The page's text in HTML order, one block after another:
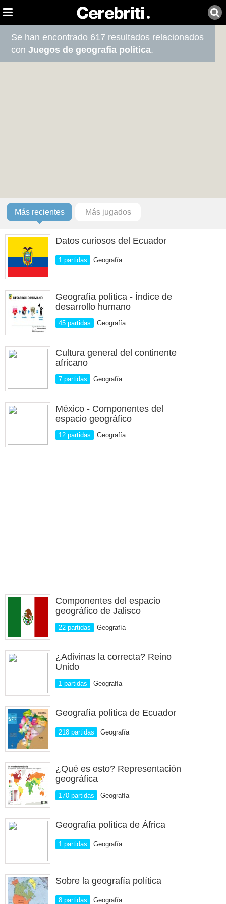
Se han encontrado 617 resultados relacionados
conJuegos de geografia politica.
Más recientes Más jugados
Datos curiosos del Ecuador
1 partidas Geografía
Geografía política - Índice de
desarrollo humano
45 partidas Geografía
Cultura general del continente
africano
7 partidas Geografía
México - Componentes del
espacio geográfico
12 partidas Geografía
Componentes del espacio
geográfico de Jalisco
22 partidas Geografía
¿Adivinas la correcta? Reino
Unido
1 partidas Geografía
Geografía política de Ecuador
218 partidas Geografía
¿Qué es esto? Representación
geográfica
170 partidas Geografía
Geografía política de África
1 partidas Geografía
Sobre la geografía política
8 partidas Geografía